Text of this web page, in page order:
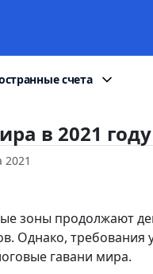
счета
в 2021 году
2021
зоны продолжают
Однако, требования
гавани мира.